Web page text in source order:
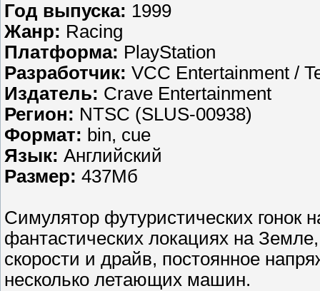
Год выпуска: 1999
Жанр: Racing
Платформа: PlayStation
Разработчик: VCC Entertainment /
Издатель: Crave Entertainment
Регион: NTSC (SLUS-00938)
Формат: bin, cue
Язык: Английский
Размер: 437Мб
Симулятор футуристических
фантастических локациях на
скорости и драйв, постоянное
несколько летающих машин.